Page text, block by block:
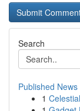
Search
Published News
1